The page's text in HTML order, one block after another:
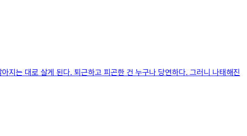
지는 대로 살게 된다. 퇴근하고 피곤한 건 누구나 당연하다. 그러니 나태해진